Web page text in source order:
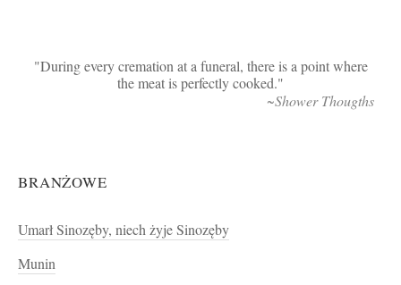
During every cremation at a funeral, there is a point where
the meat is perfectly cooked.
~Shower Thougths
BRANŻOWE
Umarł Sinozęby, niech żyje Sinozęby
Munin